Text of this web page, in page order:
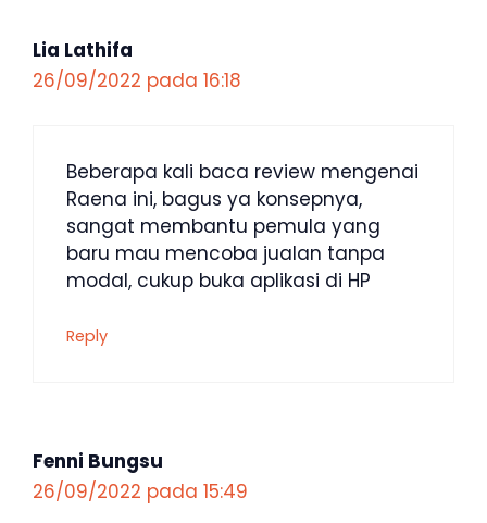
Lia Lathifa
26/09/2022 pada 16:18
Beberapa kali baca review mengenai
Raena ini, bagus ya konsepnya,
sangat membantu pemula yang
baru mau mencoba jualan tanpa
modal, cukup buka aplikasi di HP
Reply
Fenni Bungsu
26/09/2022 pada 15:49